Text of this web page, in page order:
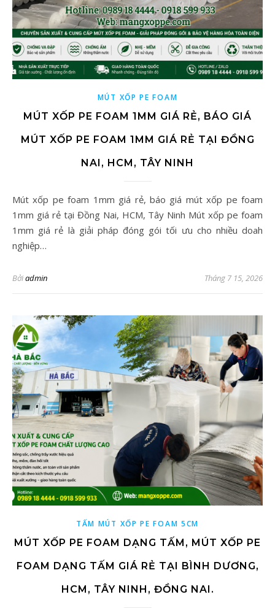
MÚT XỐP PE FOAM
MÚT XỐP PE FOAM 1MM GIÁ RẺ, BÁO GIÁ
MÚT XỐP PE FOAM 1MM GIÁ RẺ TẠI ĐỒNG
NAI, HCM, TÂY NINH
Mút xốp pe foam 1mm giá rẻ, báo giá mút xốp pe foam
1mm giá rẻ tại Đồng Nai, HCM, Tây Ninh Mút xốp pe foam
1mm giá rẻ là giải pháp đóng gói tối ưu cho nhiều doah
nghiệp…
Bởiadmin Tháng 7 15, 2026
TẤM MÚT XỐP PE FOAM 5CM
MÚT XỐP PE FOAM DẠNG TẤM, MÚT XỐP PE
FOAM DẠNG TẤM GIÁ RẺ TẠI BÌNH DƯƠNG,
HCM, TÂY NINH, ĐỒNG NAI.